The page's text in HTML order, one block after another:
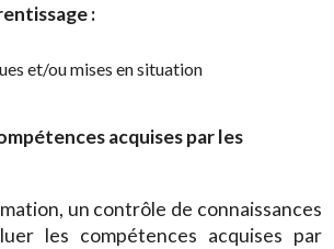
:
et/ou mises en situation
acquises par les
un contrôle de connaissances
les compétences acquises par